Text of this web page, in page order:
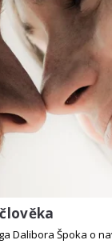
Dalibora Špoka o